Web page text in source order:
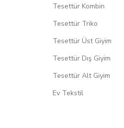
Tesettür Kombin
Tesettür Triko
Tesettür Üst Giyim
Tesettür Dış Giyim
Tesettür Alt Giyim
Ev Tekstil